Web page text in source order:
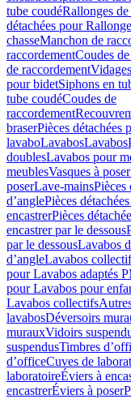
tube coudéRallonges de
détachées pour
chasseManchon de
raccordementCoudes
de raccordement
pour bidetSiphons en
tube coudéCoudes de
raccordement
braserPièces détachées
lavaboLavabosLavabos
doublesLavabos pour
meublesVasques à poser
poserLave-mainsPièces
d’anglePièces
encastrerPièces
encastrer par le dessous
par le dessousLavabos
d’angleLavabos
pour Lavabos adaptés
pour Lavabos pour
Lavabos collectifs
lavabosDéversoirs
murauxVidoirs
suspendusTimbres
dʼofficeCuves de
laboratoireÉviers à
encastrerÉviers à poser